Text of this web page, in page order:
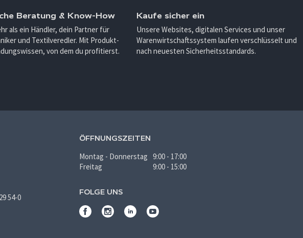
Beratung & Know-How
als ein Händler, dein Partner für
und Textilveredler. Mit Produkt-
von dem du profitierst.
Kaufe sicher ein
Unsere Websites, digitalen Services und unser
Warenwirtschaftssystem laufen verschlüsselt und
nach neuesten Sicherheitsstandards.
54-0
ÖFFNUNGSZEITEN
Montag - Donnerstag 9:00 - 17:00
Freitag
9:00 - 15:00
FOLGE UNS